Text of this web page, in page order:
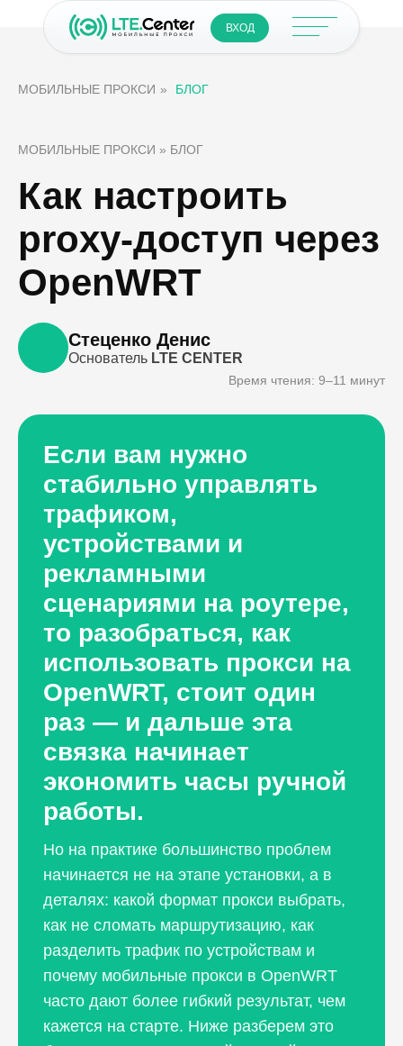
ВХОД
МОБИЛЬНЫЕ ПРОКСИ » БЛОГ
МОБИЛЬНЫЕ ПРОКСИ » БЛОГ
Как настроить
proxy-доступ через
OpenWRT
Стеценко Денис
Основатель LTE CENTER
Время чтения: 9–11 минут
Если вам нужно
стабильно управлять
трафиком,
устройствами и
рекламными
сценариями на роутере,
то разобраться, как
использовать прокси на
OpenWRT, стоит один
раз — и дальше эта
связка начинает
экономить часы ручной
работы.
Но на практике большинство проблем
начинается не на этапе установки, а в
деталях: какой формат прокси выбрать,
как не сломать маршрутизацию, как
разделить трафик по устройствам и
почему мобильные прокси в OpenWRT
часто дают более гибкий результат, чем
кажется на старте. Ниже разберем это